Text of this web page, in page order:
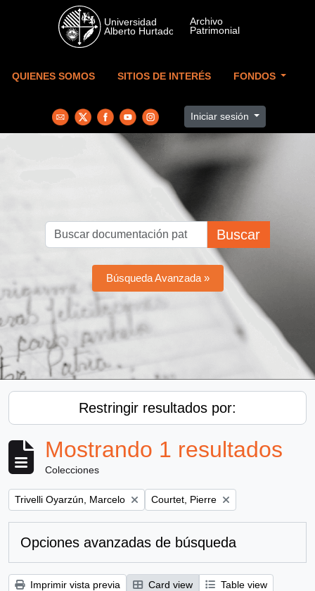
Skip to main content
QUIENES SOMOS SITIOS DE INTERÉS FONDOS
Iniciar sesión
Buscar
Búsqueda Avanzada »
Restringir resultados por:
Mostrando 1 resultados
Colecciones
Remove filter:
Trivelli Oyarzún, Marcelo Remove filter:
Courtet, Pierre
Opciones avanzadas de búsqueda
Imprimir vista previa Card view
Table view